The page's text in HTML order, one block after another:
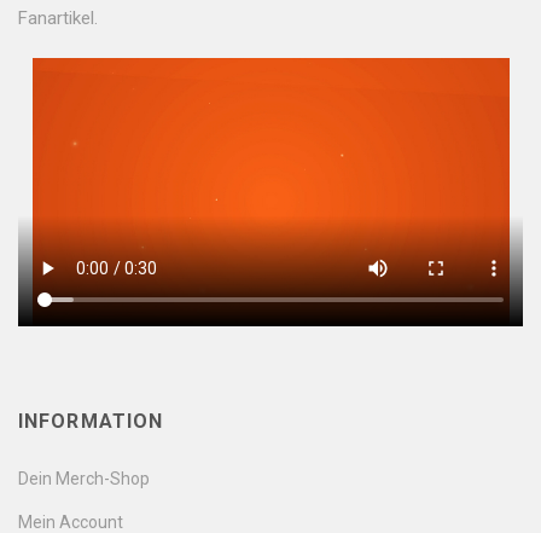
Fanartikel.
INFORMATION
Dein Merch-Shop
Mein Account